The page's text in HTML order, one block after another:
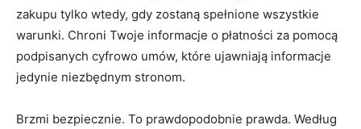
zakupu tylko wtedy, gdy zostaną spełnione wszystkie
warunki. Chroni Twoje informacje o płatności za pomocą
podpisanych cyfrowo umów, które ujawniają informacje
jedynie niezbędnym stronom.
Brzmi bezpiecznie. To prawdopodobnie prawda. Według